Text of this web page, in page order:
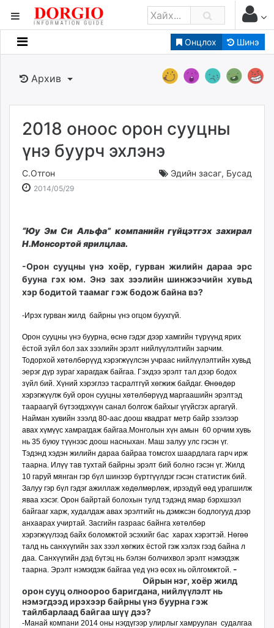
Онцлох Шинэ
Мэдээллийн
Банк санхүү
Бизнес ААН
Төрийн
dorgio.mn
Gogo.mn
zindaa.mn
tovch.mn
ikon.mn
mnb.mn
Livetv.mn
24tsag.mn
shuud.mn
eagle.mn
ergelt.mn
zarig.mn
today.mn
zuv.mn
mminfo.mn
ugluu.mn
urlag.mn
unen.mn
asu.mn
shudarga.mn
shuurhai.mn
unuudur.mn
isee.mn
mglradio.com
fact.mn
itoim.mn
Архив
2018 оноос орон сууцны
үнэ буурч эхлэнэ
С.Отгон Эдийн засаг, Бусад
2014/05/292014-
15:53:28
2026-
21:16:00
“Юу Эм Си Альфа” ком­панийн гүйцэтгэх захи­рал
Н.Монсортой ярилцлаа.
-Орон сууцны үнэ хоёр, гурван жилийн дараа эрс
бууна гэх юм. Энэ зах зээлийн шинжээчийн хувьд
хэр бодитой таамаг гэж бодож байна вэ?
-Ирэх гурван жилд байрны үнэ огцом буухгүй.
Орон сууцны үнэ буурна, өснө гэдэг дээр хамгийн түрүүнд ярих
ёстой зүйл бол зах зээлийн эрэлт нийлүүлэлтийн зарчим.
Тодорхой хөтөлбөрүүд хэ­­рэг­­жүүлсэн учраас ний­лүү­лэлтийн хувьд
эерэг дүр зураг харагдаж байгаа. Гэхдээ эрэлт тал дээр бодох
зүйл бий. Хүний хэрэглээ тасралтгүй хөгжиж байдаг. Өнөөдөр
хэрэгжүүлж буй орон сууцны хөтөлбөрүүд маргаашийн эрэлтэд
таа­раагүй бүтээгдэхүүн санал бол­гож байхыг үгүйсгэх арга­гүй.
Найман хувийн зээлд 80-аас доош квадрат метр байр зээлээр
авах хүмүүс хамрагдаж байгаа.Монголын хүн амын 60 орчим хувь
нь 35 буюу түүнээс доош насныхан. Маш залуу улс гэсэн үг.
Тэдэнд хэдэн жилийн дараа байраа томсгох шаардлага гарч ирж
таарна. Илүү тав тухтай байрны эрэлт бий болно гэсэн үг. Жилд
10 гаруй мянган гэр бүл шинээр бүртгүүлдэг гэсэн статистик бий.
Залуу гэр бүл гэдэг ажиллаж хөдөлмөрлөж, ирээдүй өөд урагшилж
яваа хэсэг. Орон байртай болохын тулд тэдэнд ямар бэрхшээл
байгааг харж, худалдаж авах эрэлтийг нь дэмжсэн бодлогууд дээр
анхаарах учиртай. Засгийн газраас байнга хөтөлбөр
хэрэгжүүлээд байх боломжтой эсэхийг бас харах хэрэгтэй. Нөгөө
талд нь санхүүгийн зах зээл хөгжих ёстой гэж хэлэх гээд байна л
даа. Санхүүгийн дэд бүтэц нь бэлэн болчихвол эрэлт нэмэгдэж
таарна. Эрэлт нэмэгдэж байгаа үед үнэ өсөх нь ойлгомжтой. -
Ойрын нэг, хоёр жилд
орон сууц олноороо бариг­дана, нийлүүлэлт нь
нэмэгдээд ирэхээр байрны үнэ буурна гэж
тайлбарлаад байгаа шүү дээ?
-Манай компани 2014 оны нэгдүгээр улирлыг хамруулан судалгаа